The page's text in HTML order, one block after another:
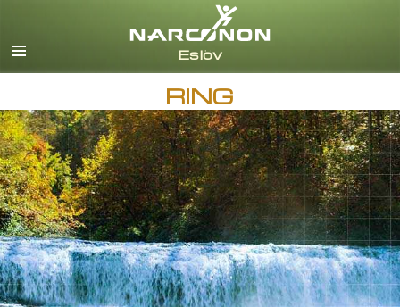
Svenska
RING